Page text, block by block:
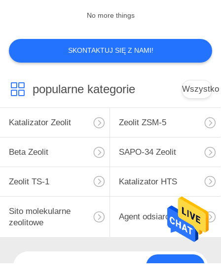
No more things
SKONTAKTUJ SIĘ Z NAMI!
popularne kategorie Wszystko
Katalizator Zeolit Zeolit ​​ZSM-5
Beta Zeolit SAPO-34 Zeolit
Zeolit ​​TS-1 Katalizator HTS
Sito molekularne
zeolitowe
Agent odsiarczający